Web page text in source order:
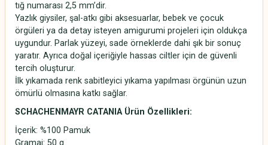
tığ numarası 2,5 mm’dir.
Yazlık giysiler, şal-atkı gibi aksesuarlar, bebek ve çocuk
örgüleri ya da detay isteyen amigurumi projeleri için oldukça
uygundur. Parlak yüzeyi, sade örneklerde dahi şık bir sonuç
yaratır. Ayrıca doğal içeriğiyle hassas ciltler için de güvenli
tercih oluşturur.
İlk yıkamada renk sabitleyici yıkama yapılması örgünün uzun
ömürlü olmasına katkı sağlar.
SCHACHENMAYR CATANIA Ürün Özellikleri:
İçerik: %100 Pamuk